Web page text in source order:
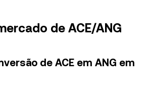
de ACE/ANG
de ACE em ANG em